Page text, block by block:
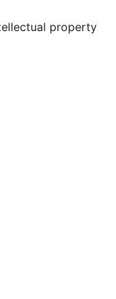
property